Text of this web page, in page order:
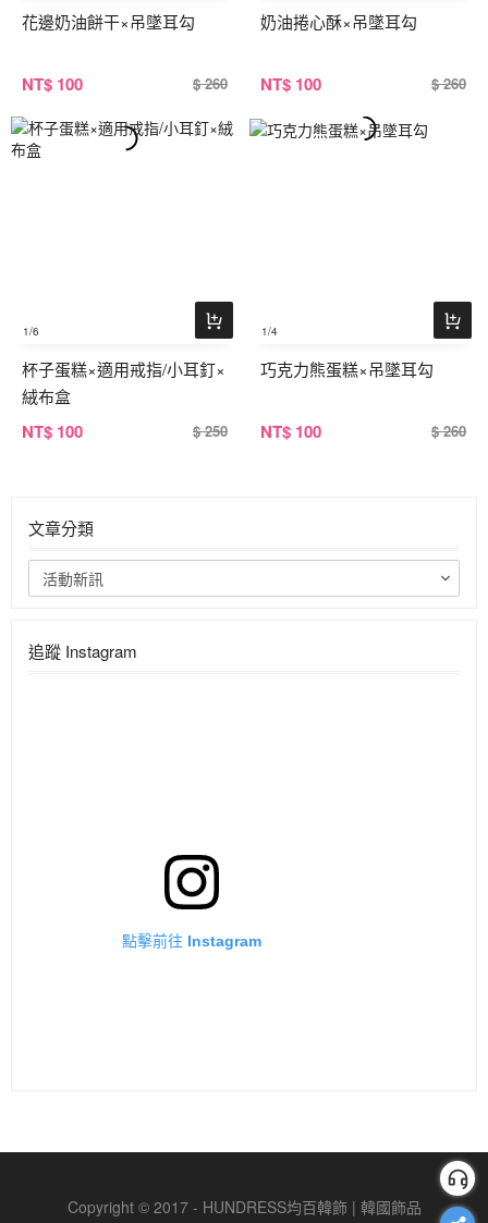
花邊奶油餅干×吊墜耳勾
NT$ 100 $ 260
奶油捲心酥×吊墜耳勾
NT$ 100 $ 260
1/6
杯子蛋糕×適用戒指/小耳釘×
絨布盒
NT$ 100 $ 250
1/4
巧克力熊蛋糕×吊墜耳勾
NT$ 100 $ 260
文章分類
活動新訊
追蹤 Instagram
點擊前往 Instagram
Copyright © 2017 - HUNDRESS均百韓飾 | 韓國飾品